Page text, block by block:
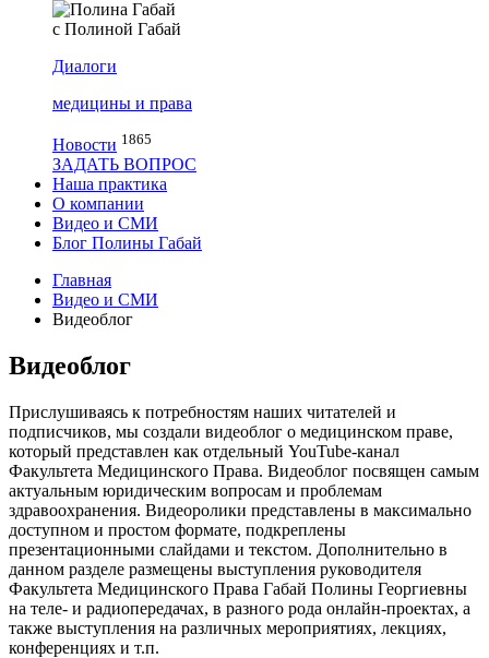
с Полиной Габай
Диалоги
медицины и права
Новости 1865
ЗАДАТЬ ВОПРОС
Наша практика
О компании
Видео и СМИ
Блог Полины Габай
Главная
Видео и СМИ
Видеоблог
Видеоблог
Прислушиваясь к потребностям наших читателей и
подписчиков, мы создали видеоблог о медицинском праве,
который представлен как отдельный YouTube-канал
Факультета Медицинского Права. Видеоблог посвящен самым
актуальным юридическим вопросам и проблемам
здравоохранения. Видеоролики представлены в максимально
доступном и простом формате, подкреплены
презентационными слайдами и текстом. Дополнительно в
данном разделе размещены выступления руководителя
Факультета Медицинского Права Габай Полины Георгиевны
на теле- и радиопередачах, в разного рода онлайн-проектах, а
также выступления на различных мероприятиях, лекциях,
конференциях и т.п.